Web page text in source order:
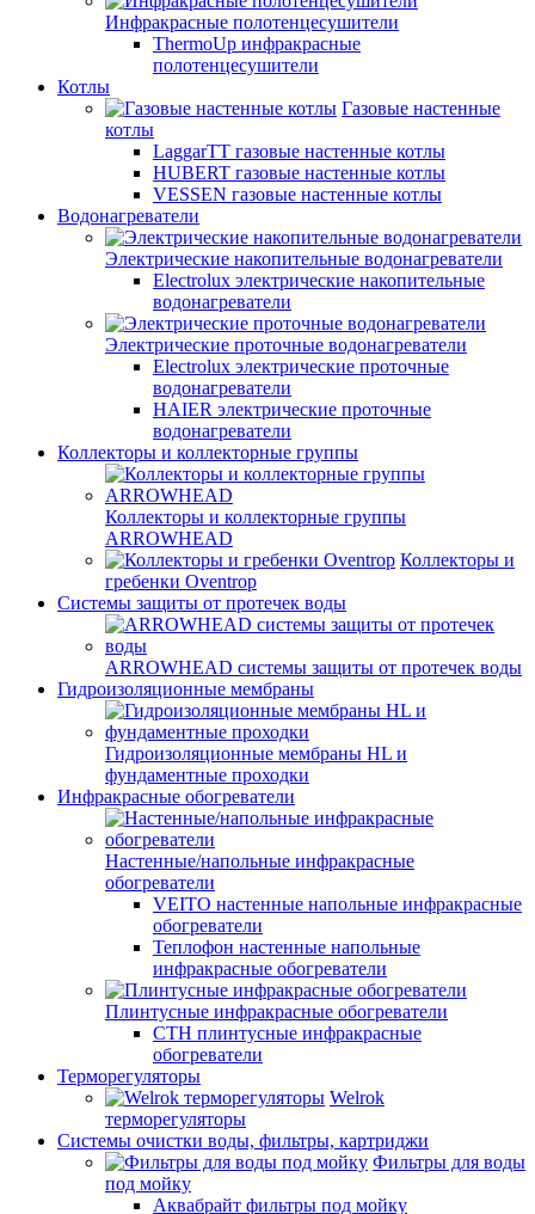
Инфракрасные полотенцесушители
ThermoUp инфракрасные
полотенцесушители
Котлы
Газовые настенные
котлы
LaggarTT газовые настенные котлы
HUBERT газовые настенные котлы
VESSEN газовые настенные котлы
Водонагреватели
Электрические накопительные водонагреватели
Electrolux электрические накопительные
водонагреватели
Электрические проточные водонагреватели
Electrolux электрические проточные
водонагреватели
HAIER электрические проточные
водонагреватели
Коллекторы и коллекторные группы
Коллекторы и коллекторные группы
ARROWHEAD
Коллекторы и
гребенки Oventrop
Системы защиты от протечек воды
ARROWHEAD системы защиты от протечек воды
Гидроизоляционные мембраны
Гидроизоляционные мембраны HL и
фундаментные проходки
Инфракрасные обогреватели
Настенные/напольные инфракрасные
обогреватели
VEITO настенные напольные инфракрасные
обогреватели
Теплофон настенные напольные
инфракрасные обогреватели
Плинтусные инфракрасные обогреватели
СТН плинтусные инфракрасные
обогреватели
Терморегуляторы
Welrok
терморегуляторы
Системы очистки воды, фильтры, картриджи
Фильтры для воды
под мойку
Аквабрайт фильтры под мойку